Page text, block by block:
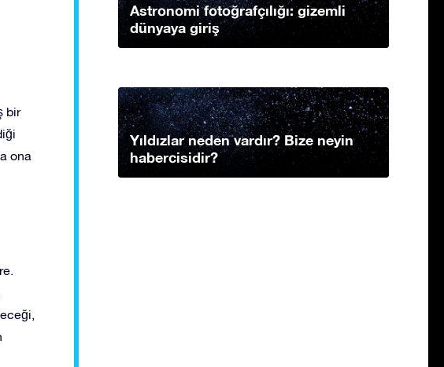
bir
ona
Astronomi fotoğrafçılığı: gizemli
dünyaya giriş
Yıldızlar neden vardır? Bize neyin
habercisidir?